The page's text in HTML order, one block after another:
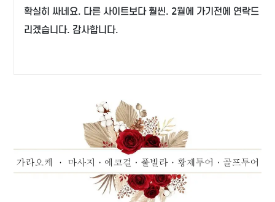
확실히 싸네요. 다른 사이트보다 훨씬. 2월에 가기전에 연락드
리겠습니다. 감사합니다.